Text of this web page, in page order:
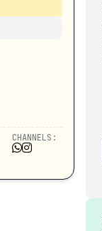
CHANNELS: